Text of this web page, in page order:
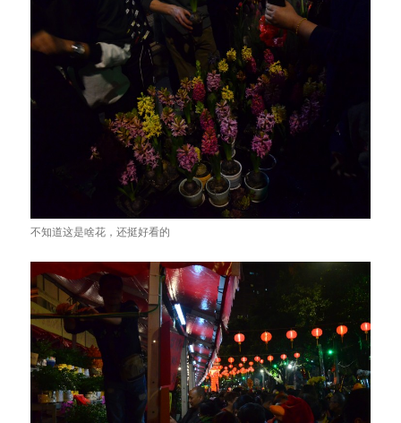
不知道这是啥花，还挺好看的